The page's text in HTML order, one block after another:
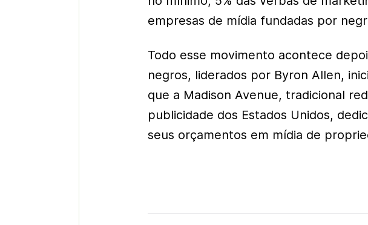
empresas de mídia fundadas por
Todo esse movimento acontece
negros, liderados por Byron Allen,
que a Madison Avenue, tradicional
publicidade dos Estados Unidos,
seus orçamentos em mídia de